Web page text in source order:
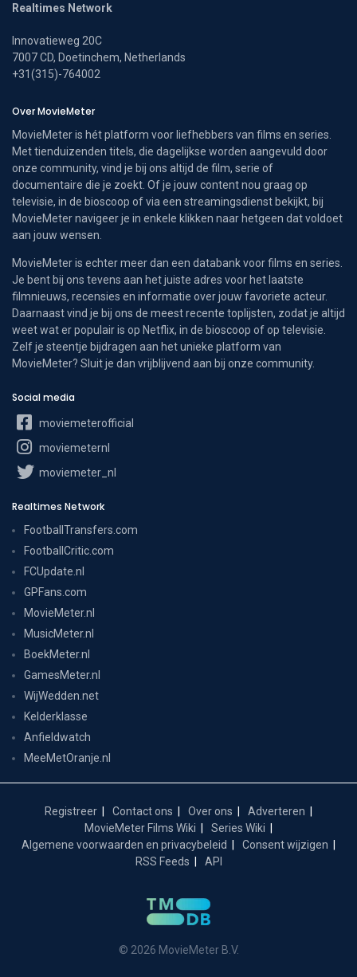
Realtimes Network
Innovatieweg 20C
7007 CD, Doetinchem, Netherlands
+31(315)-764002
Over MovieMeter
MovieMeter is hét platform voor liefhebbers van films en series.
Met tienduizenden titels, die dagelijkse worden aangevuld door
onze community, vind je bij ons altijd de film, serie of
documentaire die je zoekt. Of je jouw content nou graag op
televisie, in de bioscoop of via een streamingsdienst bekijkt, bij
MovieMeter navigeer je in enkele klikken naar hetgeen dat voldoet
aan jouw wensen.
MovieMeter is echter meer dan een databank voor films en series.
Je bent bij ons tevens aan het juiste adres voor het laatste
filmnieuws, recensies en informatie over jouw favoriete acteur.
Daarnaast vind je bij ons de meest recente toplijsten, zodat je altijd
weet wat er populair is op Netflix, in de bioscoop of op televisie.
Zelf je steentje bijdragen aan het unieke platform van
MovieMeter? Sluit je dan vrijblijvend aan bij onze community.
Social media
moviemeterofficial
moviemeternl
moviemeter_nl
Realtimes Network
FootballTransfers.com
FootballCritic.com
FCUpdate.nl
GPFans.com
MovieMeter.nl
MusicMeter.nl
BoekMeter.nl
GamesMeter.nl
WijWedden.net
Kelderklasse
Anfieldwatch
MeeMetOranje.nl
Registreer Contact ons Over ons
Adverteren
MovieMeter Films Wiki
Series Wiki
Algemene voorwaarden en privacybeleid
Consent wijzigen
RSS Feeds
API
© 2026 MovieMeter B.V.